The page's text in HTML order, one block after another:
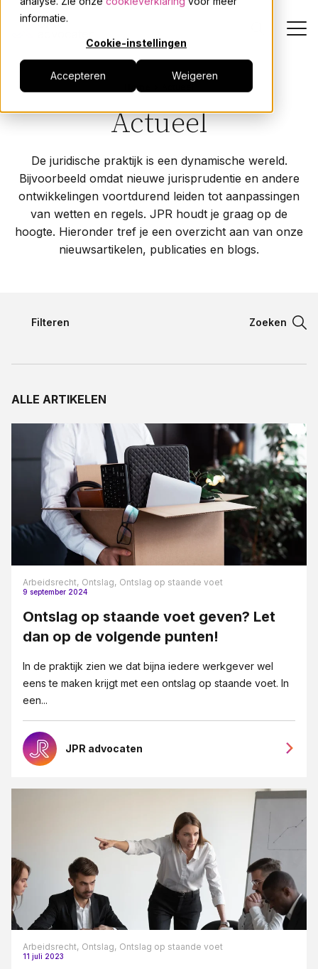
informatie.
Cookie-instellingen
Accepteren Weigeren
Dienstverlening
Actueel
Over JPR
Contact
Taal:
Home
Actueel
De juridische praktijk is een dynamische wereld.
Bijvoorbeeld omdat nieuwe jurisprudentie en andere
ontwikkelingen voortdurend leiden tot aanpassingen
van wetten en regels. JPR houdt je graag op de
hoogte. Hieronder tref je een overzicht aan van onze
nieuwsartikelen, publicaties en blogs.
Filteren Zoeken
Filteren
Appartementsrecht blogreeks
Arbeidsovereenkomst
Arbeidsrecht
Bestuursrecht
Bouw en aannemerij
Civiel bouwrecht
Contract en proces
Fusies en overnames
Grensoverschrijdendgedrag
Intellectueel Eigendom, ICT en Privacy
Internationaal recht
Jubileum 125 jaar JPR advocaten
Letselschade
ALLE ARTIKELEN
Arbeidsrecht, Ontslag, Ontslag op staande voet
9 september 2024
Ontslag op staande voet geven? Let
dan op de volgende punten!
In de praktijk zien we dat bijna iedere werkgever wel
eens te maken krijgt met een ontslag op staande voet. In
een...
JPR advocaten
Arbeidsrecht, Ontslag, Ontslag op staande voet
11 juli 2023